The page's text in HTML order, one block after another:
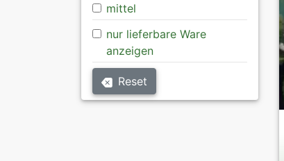
mittel
nur lieferbare Ware
anzeigen
Reset